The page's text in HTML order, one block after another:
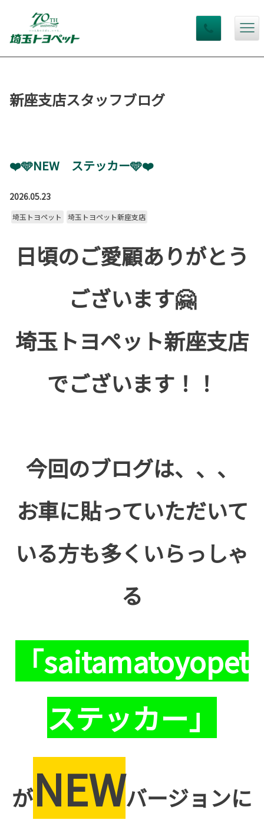
新座支店スタッフブログ
❤️🩵NEW ステッカー🩵❤️
2026.05.23
埼玉トヨペット 埼玉トヨペット新座支店
日頃のご愛顧ありがとう
ございます🤗
埼玉トヨペット新座支店
でございます！！
今回のブログは、、、
お車に貼っていただいて
いる方も多くいらっしゃ
る
「saitamatoyopet
ステッカー」
がNEWバージョンに